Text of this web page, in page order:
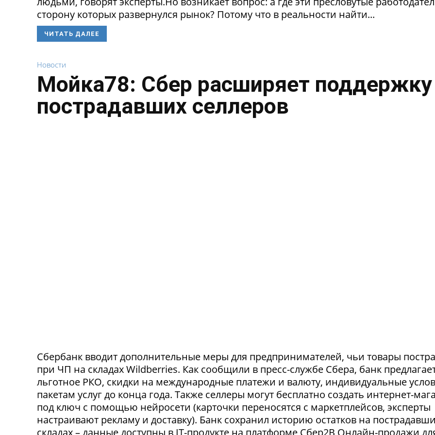
сторону которых развернулся рынок? Потому что в реальности найти...
ЧИТАТЬ ДАЛЕЕ
Новости
Мойка78: Сбер расширяет поддержку
пострадавших селлеров
Сбербанк вводит дополнительные меры для предпринимателей, чьи товары
при ЧП на складах Wildberries. Как сообщили в пресс-службе Сбера, банк
льготное РКО, скидки на международные платежи и валюту, индивидуальные
пакетам услуг до конца года. Также селлеры могут бесплатно создать интернет-
под ключ с помощью нейросети (карточки переносятся с маркетплейсов, эксперты
настраивают рекламу и доставку). Банк сохранил историю остатков на
складах – данные доступны в IT-продукте на платформе Сбер2В Онлайн-продажи